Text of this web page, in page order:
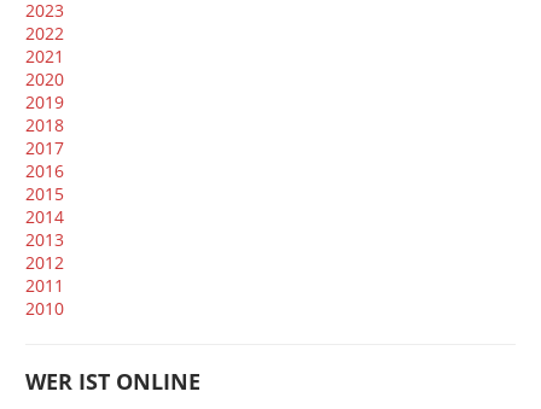
2023
2022
2021
2020
2019
2018
2017
2016
2015
2014
2013
2012
2011
2010
WER IST ONLINE